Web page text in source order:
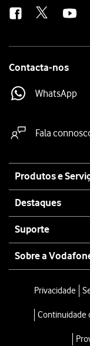
Contacta-nos
WhatsApp
Fala
map
Produtos e
Destaques
Suporte
Sobre a
Privacidade
Continuidade